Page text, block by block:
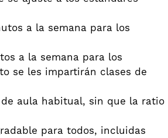
a la semana para los
a la semana para los
se les impartirán clases de
aula habitual, sin que la ratio
para todos, incluidas